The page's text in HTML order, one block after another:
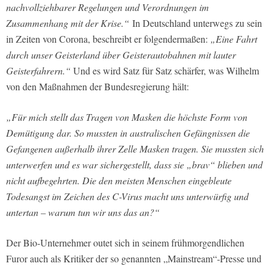
nachvollziehbarer Regelungen und Verordnungen im
Zusammenhang mit der Krise.“ In Deutschland unterwegs zu sein
in Zeiten von Corona, beschreibt er folgendermaßen: „Eine Fahrt
durch unser Geisterland über Geisterautobahnen mit lauter
Geisterfahrern.“ Und es wird Satz für Satz schärfer, was Wilhelm
von den Maßnahmen der Bundesregierung hält:
„Für mich stellt das Tragen von Masken die höchste Form von
Demütigung dar. So mussten in australischen Gefängnissen die
Gefangenen außerhalb ihrer Zelle Masken tragen. Sie mussten sich
unterwerfen und es war sichergestellt, dass sie „brav“ blieben und
nicht aufbegehrten. Die den meisten Menschen eingebleute
Todesangst im Zeichen des C-Virus macht uns unterwürfig und
untertan – warum tun wir uns das an?“
Der Bio-Unternehmer outet sich in seinem frühmorgendlichen
Furor auch als Kritiker der so genannten „Mainstream“-Presse und